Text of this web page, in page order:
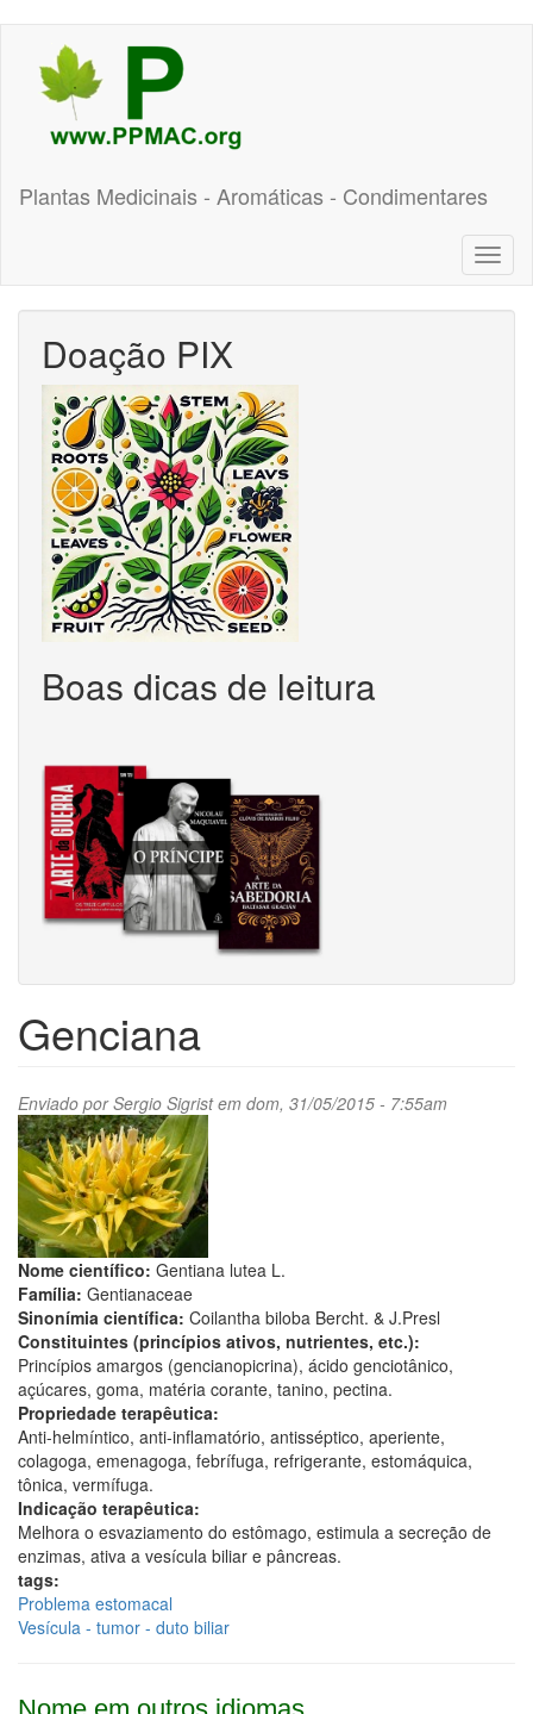
conteúdo
principal
Plantas Medicinais - Aromáticas - Condimentares
Doação PIX
Boas dicas de leitura
Genciana
Enviado porSergio Sigristem dom, 31/05/2015 - 7:55am
Nome científico: Gentiana lutea L.
Família: Gentianaceae
Sinonímia científica: Coilantha biloba Bercht. & J.Presl
Constituintes (princípios ativos, nutrientes, etc.):
Princípios amargos (gencianopicrina), ácido genciotânico,
açúcares, goma, matéria corante, tanino, pectina.
Propriedade terapêutica:
Anti-helmíntico, anti-inflamatório, antisséptico, aperiente,
colagoga, emenagoga, febrífuga, refrigerante, estomáquica,
tônica, vermífuga.
Indicação terapêutica:
Melhora o esvaziamento do estômago, estimula a secreção de
enzimas, ativa a vesícula biliar e pâncreas.
tags:
Problema estomacal
Vesícula - tumor - duto biliar